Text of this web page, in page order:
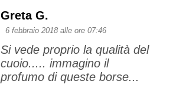
Greta G.
6 febbraio 2018 alle ore 07:46
Si vede proprio la qualità del
cuoio..... immagino il
profumo di queste borse...